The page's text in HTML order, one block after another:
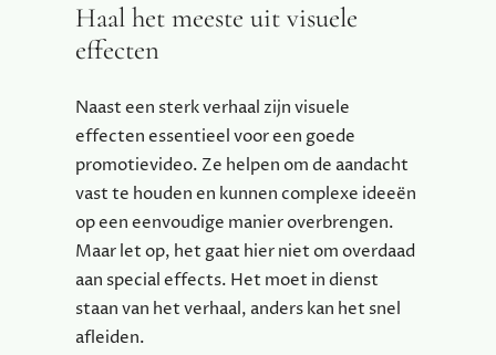
Haal het meeste uit visuele
effecten
Naast een sterk verhaal zijn visuele
effecten essentieel voor een goede
promotievideo. Ze helpen om de aandacht
vast te houden en kunnen complexe ideeën
op een eenvoudige manier overbrengen.
Maar let op, het gaat hier niet om overdaad
aan special effects. Het moet in dienst
staan van het verhaal, anders kan het snel
afleiden.